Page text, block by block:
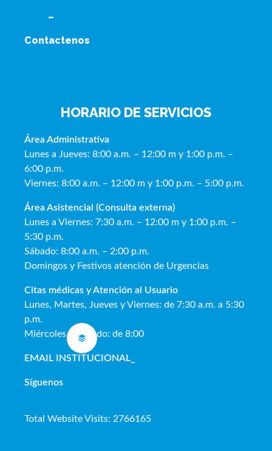
–
Contactenos
HORARIO DE SERVICIOS
Área Administrativa
Lunes a Jueves: 8:00 a.m. – 12:00 m y 1:00 p.m. –
6:00 p.m.
Viernes: 8:00 a.m. – 12:00 m y 1:00 p.m. – 5:00 p.m.
Área Asistencial (Consulta externa)
Lunes a Viernes: 7:30 a.m. – 12:00 m y 1:00 p.m. –
5:30 p.m.
Sábado: 8:00 a.m. – 2:00 p.m.
Domingos y Festivos atención de Urgencias
Citas médicas y Atención al Usuario
Lunes, Martes, Jueves y Viernes: de 7:30 a.m. a 5:30
p.m.
Miércoles y Sábado: de 8:00
EMAIL INSTITUCIONAL
Síguenos
Total Website Visits: 2766165